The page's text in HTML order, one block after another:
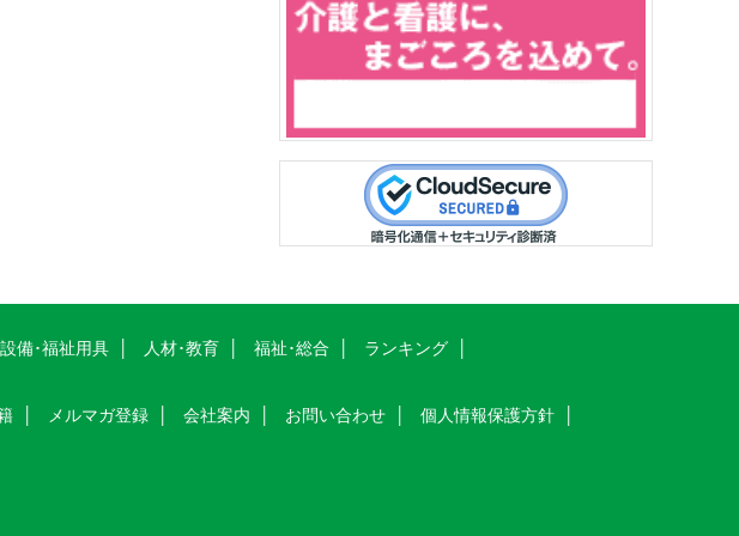
備･福祉用具 人材･教育 福祉･総合
ランキング
メルマガ登録 会社案内 お問い合わせ
個人情報保護方針